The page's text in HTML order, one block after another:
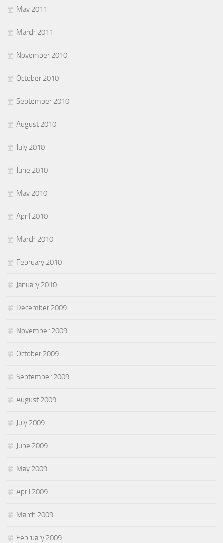
May 2011
March 2011
November 2010
October 2010
September 2010
August 2010
July 2010
June 2010
May 2010
April 2010
March 2010
February 2010
January 2010
December 2009
November 2009
October 2009
September 2009
August 2009
July 2009
June 2009
May 2009
April 2009
March 2009
February 2009